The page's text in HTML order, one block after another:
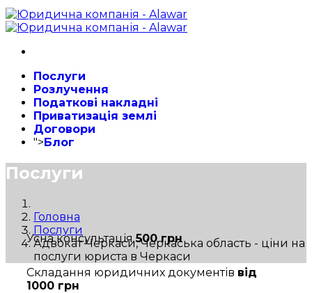
Послуги
Розлучення
Податкові накладні
Приватизація землі
Договори
">Блог
Послуги
Головна
Послуги
Адвокат Черкаси, Черкаська область - ціни на
послуги юриста в Черкаси
Усна консультація500 грн
Складання юридичних документів від
1000 грн